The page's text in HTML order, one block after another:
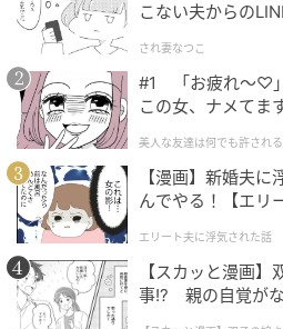
こない夫からの
され妻なつこ
#1 「お疲れ〜♡」
この女、ナメてま
美人な友達は何でも許される
【漫画】新婚夫
んでやる！【エリ
エリート夫に浮気された話
【スカッと漫画
事!? 親の自覚がな